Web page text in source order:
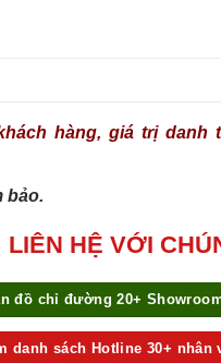
hàng, giá trị danh
bảo.
LIÊN HỆ VỚI
đồ chỉ đường 20+
danh sách Hotline 30+ nhân